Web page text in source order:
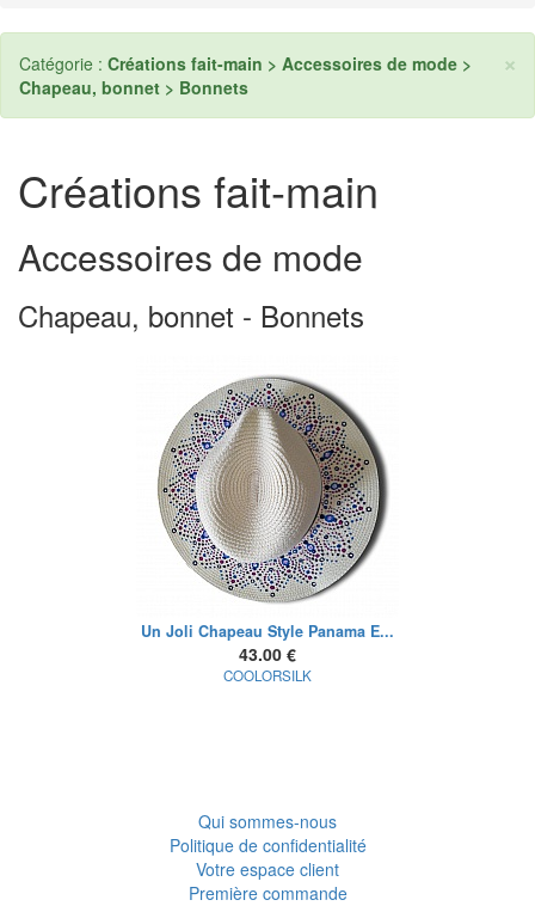
×
Catégorie : Créations fait-main > Accessoires de mode >
Chapeau, bonnet > Bonnets
Créations fait-main
Accessoires de mode
Chapeau, bonnet - Bonnets
Un Joli Chapeau Style Panama E...
43.00 €
COOLORSILK
Qui sommes-nous
Politique de confidentialité
Votre espace client
Première commande